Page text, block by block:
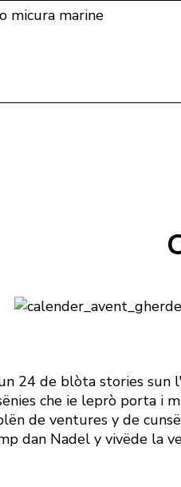
24 de blòta stories sun
che ie leprò porta i
de ventures y de
dan Nadel y vivëde la